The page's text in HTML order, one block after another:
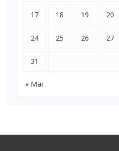
17 18 19 20
24 25 26 27
31
« Mai